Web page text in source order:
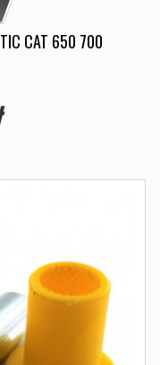
CAT 650 700